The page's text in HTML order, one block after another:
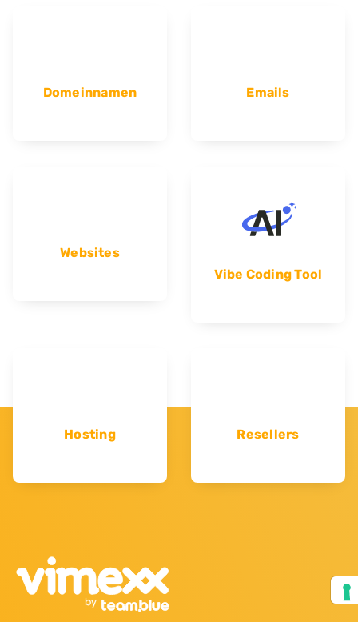
Domeinnamen Emails
Websites
Vibe Coding Tool
Hosting Resellers